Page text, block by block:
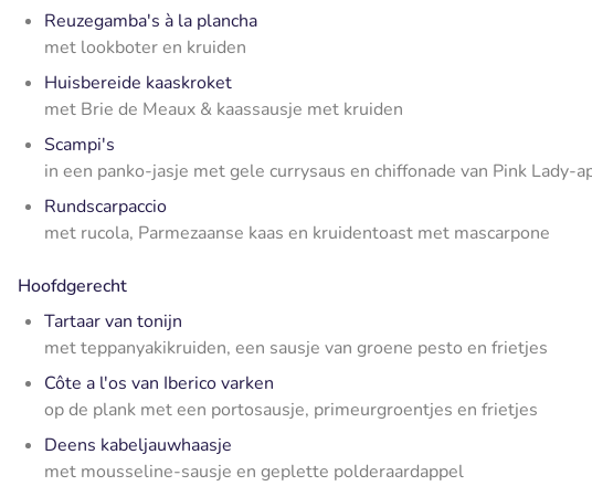
Reuzegamba's à la plancha
met lookboter en kruiden
Huisbereide kaaskroket
met Brie de Meaux & kaassausje met kruiden
Scampi's
in een panko-jasje met gele currysaus en chiffonade van Pink Lady-
Rundscarpaccio
met rucola, Parmezaanse kaas en kruidentoast met mascarpone
Hoofdgerecht
Tartaar van tonijn
met teppanyakikruiden, een sausje van groene pesto en frietjes
Côte a l'os van Iberico varken
op de plank met een portosausje, primeurgroentjes en frietjes
Deens kabeljauwhaasje
met mousseline-sausje en geplette polderaardappel